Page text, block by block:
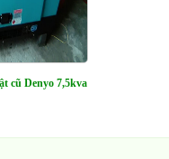
cũ Denyo 7,5kva